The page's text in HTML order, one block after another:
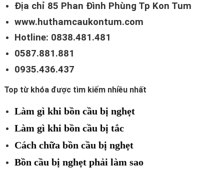
Địa chỉ 85 Phan Đình Phùng Tp Kon Tum
www.huthamcaukontum.com
Hotline: 0838.481.481
0587.881.881
0935.436.437
Top từ khóa được tìm kiếm nhiều nhất
Làm gì khi bồn cầu bị nghẹt
Làm gì khi bồn cầu bị tắc
Cách chữa bồn cầu bị nghẹt
Bồn cầu bị nghẹt phải làm sao